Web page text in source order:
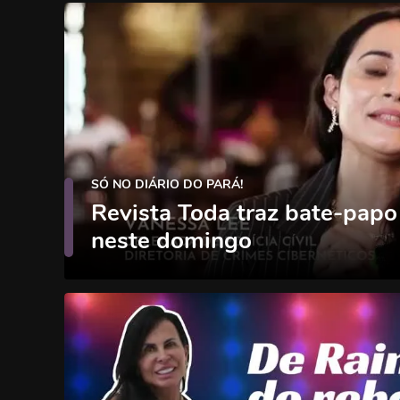
SÓ NO DIÁRIO DO PARÁ!
Revista Toda traz bate-
neste domingo